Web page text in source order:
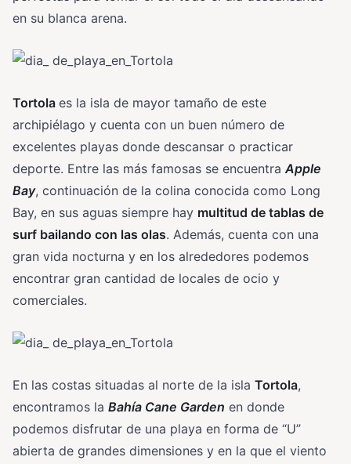
en su blanca arena.
Tortola es la isla de mayor tamaño de este
archipiélago y cuenta con un buen número de
excelentes playas donde descansar o practicar
deporte. Entre las más famosas se encuentraApple
Bay, continuación de la colina conocida como Long
Bay, en sus aguas siempre hay multitud de tablas de
surf bailando con las olas. Además, cuenta con una
gran vida nocturna y en los alrededores podemos
encontrar gran cantidad de locales de ocio y
comerciales.
En las costas situadas al norte de la isla Tortola,
encontramos la Bahía Cane Garden en donde
podemos disfrutar de una playa en forma de “U”
abierta de grandes dimensiones y en la que el viento